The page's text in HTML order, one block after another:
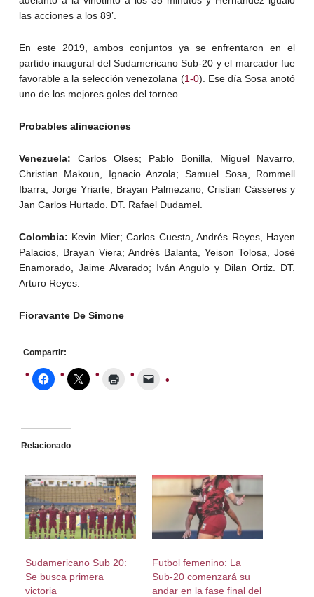
las acciones a los 89’.
En este 2019, ambos conjuntos ya se enfrentaron en el
partido inaugural del Sudamericano Sub-20 y el marcador fue
favorable a la selección venezolana (1-0). Ese día Sosa anotó
uno de los mejores goles del torneo.
Probables alineaciones
Venezuela: Carlos Olses; Pablo Bonilla, Miguel Navarro,
Christian Makoun, Ignacio Anzola; Samuel Sosa, Rommell
Ibarra, Jorge Yriarte, Brayan Palmezano; Cristian Cásseres y
Jan Carlos Hurtado. DT. Rafael Dudamel.
Colombia: Kevin Mier; Carlos Cuesta, Andrés Reyes, Hayen
Palacios, Brayan Viera; Andrés Balanta, Yeison Tolosa, José
Enamorado, Jaime Alvarado; Iván Angulo y Dilan Ortiz. DT.
Arturo Reyes.
Fioravante De Simone
Compartir:
Relacionado
Sudamericano Sub 20:
Se busca primera
victoria
Futbol femenino: La
Sub-20 comenzará su
andar en la fase final del